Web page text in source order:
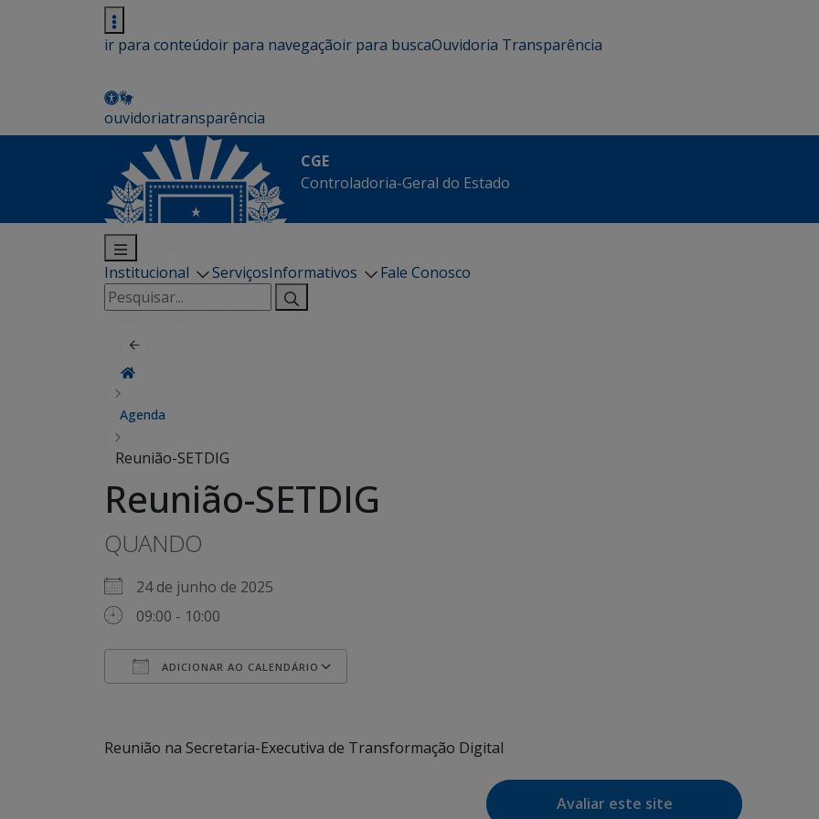
ir para conteúdoir para navegaçãoir para buscaOuvidoria Transparência
ouvidoriatransparência
CGE
Controladoria-Geral do Estado
Institucional ServiçosInformativos
Fale Conosco
Pesquisar
por:
Agenda
Reunião-SETDIG
Reunião-SETDIG
QUANDO
24 de junho de 2025
09:00 - 10:00
ADICIONAR AO CALENDÁRIO
Reunião na Secretaria-Executiva de Transformação Digital
Avaliar este site